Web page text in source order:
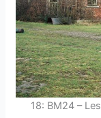
18: BM24 –